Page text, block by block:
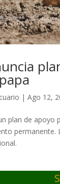
|Ago 12,
plan de apoyo